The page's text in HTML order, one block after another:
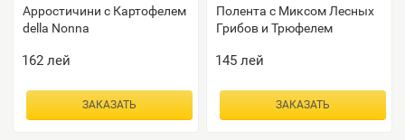
Арростичини с Картофелем
della Nonna
162лей
ЗАКАЗАТЬ
Полента с Миксом Лесных
Грибов и Трюфелем
145лей
ЗАКАЗАТЬ